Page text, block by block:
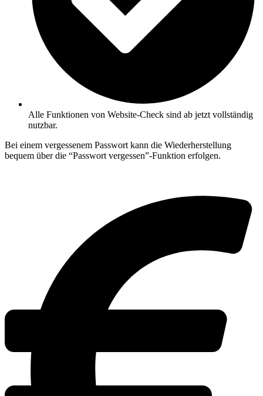
Alle Funktionen von Website-Check sind ab jetzt vollständig
nutzbar.
Bei einem vergessenem Passwort kann die Wiederherstellung
bequem über die “Passwort vergessen”-Funktion erfolgen.